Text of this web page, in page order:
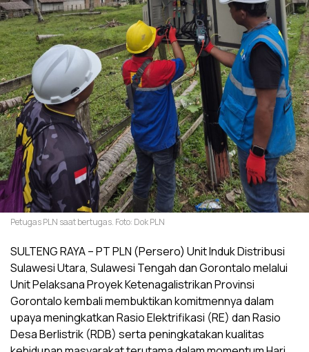
Petugas PLN saat bertugas. Foto: Dok PLN
SULTENG RAYA – PT PLN (Persero) Unit Induk Distribusi
Sulawesi Utara, Sulawesi Tengah dan Gorontalo melalui
Unit Pelaksana Proyek Ketenagalistrikan Provinsi
Gorontalo kembali membuktikan komitmennya dalam
upaya meningkatkan Rasio Elektrifikasi (RE) dan Rasio
Desa Berlistrik (RDB) serta peningkatakan kualitas